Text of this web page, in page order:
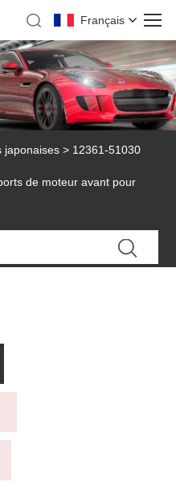
Français
japonaises > 12361-51030
de moteur avant pour